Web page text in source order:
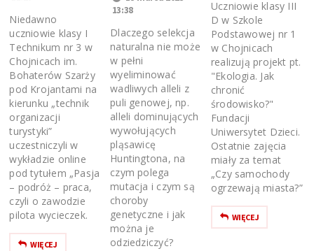
Niedawno
uczniowie klasy I
Technikum nr 3 w
Chojnicach im.
Bohaterów Szarży
pod Krojantami na
kierunku „technik
organizacji
turystyki”
uczestniczyli w
wykładzie online
pod tytułem „Pasja
– podróż – praca,
czyli o zawodzie
pilota wycieczek.
WIĘCEJ
13:38
Dlaczego selekcja
naturalna nie może
w pełni
wyeliminować
wadliwych alleli z
puli genowej, np.
alleli dominujących
wywołujących
pląsawicę
Huntingtona, na
czym polega
mutacja i czym są
choroby
genetyczne i jak
można je
odziedziczyć?
Uczniowie klasy III
D w Szkole
Podstawowej nr 1
w Chojnicach
realizują projekt pt.
"Ekologia. Jak
chronić
środowisko?"
Fundacji
Uniwersytet Dzieci.
Ostatnie zajęcia
miały za temat
„Czy samochody
ogrzewają miasta?”
WIĘCEJ